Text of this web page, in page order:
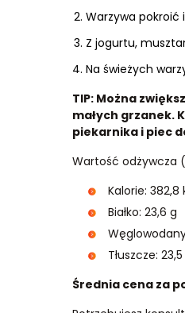
Warzywa pokroić
Z jogurtu,
Na świeżych
TIP: Można
małych grzanek.
piekarnika i piec
Wartość odżywcza
Kalorie: 382,8
Białko: 23,6 g
Tłuszcze:
Średnia cena za